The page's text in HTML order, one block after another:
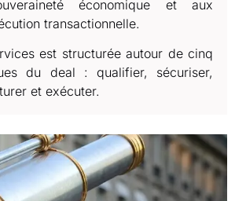
économique et aux
transactionnelle.
est structurée autour de cinq
du deal : qualifier, sécuriser,
et exécuter.